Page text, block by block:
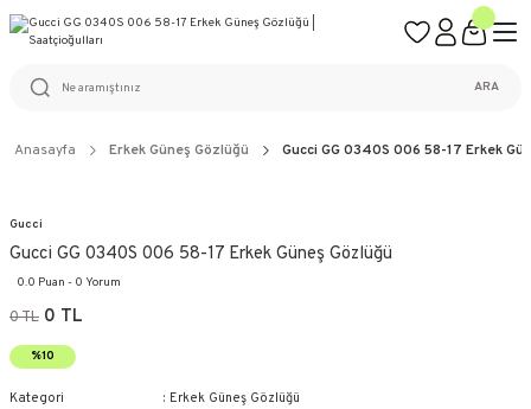
%100 ORİJİNAL ÜRÜN GARANTİSİ
ARA
Anasayfa Erkek Güneş Gözlüğü Gucci GG 0340S 006 58-17 Erkek
Gucci
Gucci GG 0340S 006 58-17 Erkek Güneş Gözlüğü
0.0 Puan - 0 Yorum
0 TL 0 TL
%10
Kategori
Erkek Güneş Gözlüğü